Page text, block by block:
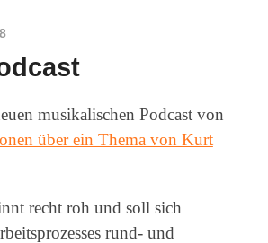
musikalischen Podcast von
über ein Thema von Kurt
recht roh und soll sich
rund- und